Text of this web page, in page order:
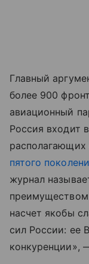
Главный
более 900
авиационный
Россия входит
располагающих
пятого
журнал
насчет якобы
сил России: ее
конкуренции»,